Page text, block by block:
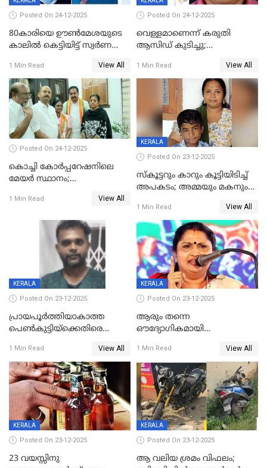
Posted On 24-12-2025
80കാരിയെ ഊൺമേശയുടെ
കാലിൽ കെട്ടിയിട്ട് സ്വർണവും
കൊച്ചുമകനും സുഹൃത്തും
അറസ്റ്റിൽ
1 Min Read View All
Posted On 24-12-2025
വെള്ളമാണെന്ന് കരുതി
ആസിഡ് കുടിച്ചു;
മരിച്ചു
1 Min Read View All
Posted On 24-12-2025
കൊച്ചി കോര്‍പ്പറേഷനിലെ
മേയര്‍ സ്ഥാനം;
രൂക്ഷം
1 Min Read View All
KERALA
Posted On 23-12-2025
സ്കൂട്ടറും കാറും കൂട്ടിയിടിച്ച്
അപകടം; അമ്മയും മകനും
ഗുരുതരാവസ്ഥയിൽ
1 Min Read View All
KERALA
Posted On 23-12-2025
പ്രായപൂർത്തിയാകാത്ത
പെൺകുട്ടിയ്ക്കെതിരെ
59 വർഷം തടവും 90,൦൦൦ രൂപ
പിഴയും ശിക്ഷ
1 Min Read View All
KERALA
Posted On 23-12-2025
ആരും തന്നെ
ഔദ്യോഗികമായി
കണ്ടെത്താൻ ഇന്ന് കോർ
കമ്മിറ്റി കൂടിയില്ല';
അതൃപ്തിയുമായി ദീപ്തി മേരി
വർഗീസ്
1 Min Read View All
KERALA
Posted On 23-12-2025
23 വയസ്സിനു
KERALA
Posted On 23-12-2025
ആ വലിയ ശ്രമം വിഫലം;